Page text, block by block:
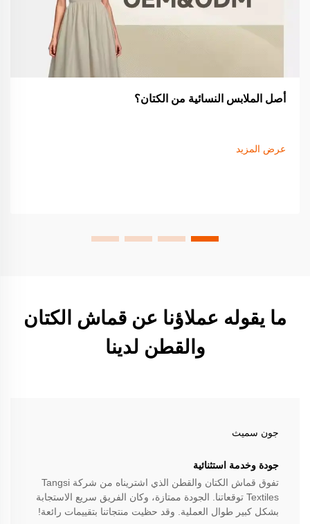
أصل الملابس النسائية من الكتان؟
عرض المزيد
ما يقوله عملاؤنا عن قماش الكتان
والقطن لدينا
جون سميث
جودة وخدمة استثنائية
تفوق قماش الكتان والقطن الذي اشتريناه من شركة Tangsi
Textiles توقعاتنا. الجودة ممتازة، وكان الفريق سريع الاستجابة
بشكل كبير طوال العملية. وقد حظيت منتجاتنا بتقييمات رائعة!